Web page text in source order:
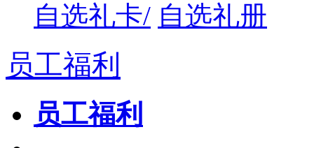
自选礼卡/ 自选礼册
员工福利
员工福利